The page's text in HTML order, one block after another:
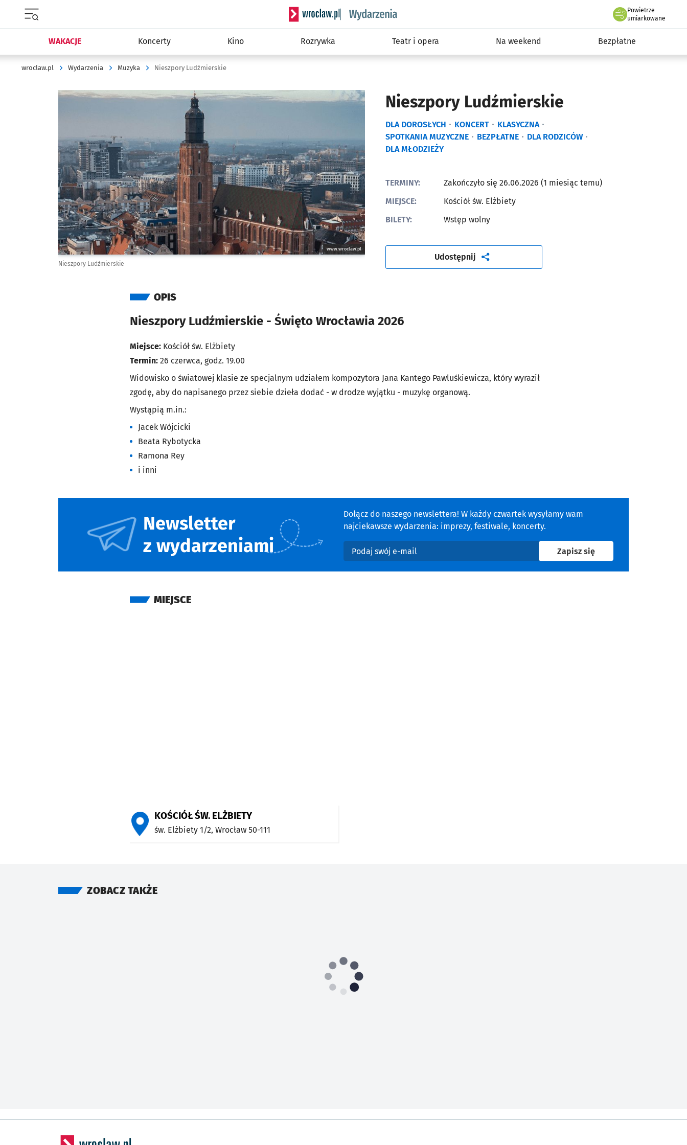
Serwis informacyjny wroclaw.pl podserwis: Wydarzenia
Powietrze
we Wrocławiu
umiarkowane
WAKACJE Koncerty Kino Rozrywka Teatr i opera Na weekend Bezpłatne
wroclaw.pl Wydarzenia Muzyka Nieszpory Ludźmierskie
Nieszpory Ludźmierskie
DLA DOROSŁYCH KONCERT
KLASYCZNA
SPOTKANIA MUZYCZNE
BEZPŁATNE
DLA RODZICÓW
DLA MŁODZIEŻY
Kliknij, aby powiększyć
www.wroclaw.pl
Nieszpory Ludźmierskie
TERMINY:
Zakończyło się 26.06.2026 (1 miesiąc temu)
MIEJSCE:
Kościół św. Elżbiety
BILETY:
Wstęp wolny
Udostępnijartykuł
OPIS
Nieszpory Ludźmierskie - Święto Wrocławia 2026
Miejsce: Kościół św. Elżbiety
Termin: 26 czerwca, godz. 19.00
Widowisko o światowej klasie ze specjalnym udziałem kompozytora Jana Kantego Pawluśkiewicza, który wyraził
zgodę, aby do napisanego przez siebie dzieła dodać - w drodze wyjątku - muzykę organową.
Wystąpią m.in.:
Jacek Wójcicki
Beata Rybotycka
Ramona Rey
i inni
Newsletter
z wydarzeniami
Dołącz do naszego newslettera! W każdy czwartek wysyłamy wam
najciekawsze wydarzenia: imprezy, festiwale, koncerty.
Podaj swój e-mail
Zapisz sięna newsletter
MIEJSCE
KOŚCIÓŁ ŚW. ELŻBIETY
św. Elżbiety 1/2, Wrocław 50-111
ZOBACZ TAKŻE